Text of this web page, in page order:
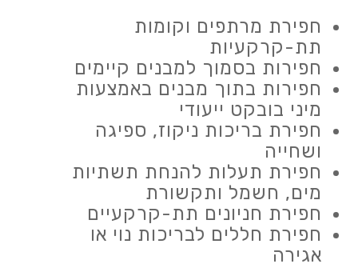
חפירת מרתפים וקומות
תת-קרקעיות
חפירות בסמוך למבנים קיימים
חפירות בתוך מבנים באמצעות
מיני בובקט ייעודי
חפירת בריכות ניקוז, ספיגה
ושחייה
חפירת תעלות להנחת תשתיות
מים, חשמל ותקשורת
חפירת חניונים תת-קרקעיים
חפירת חללים לבריכות נוי או
אגירה